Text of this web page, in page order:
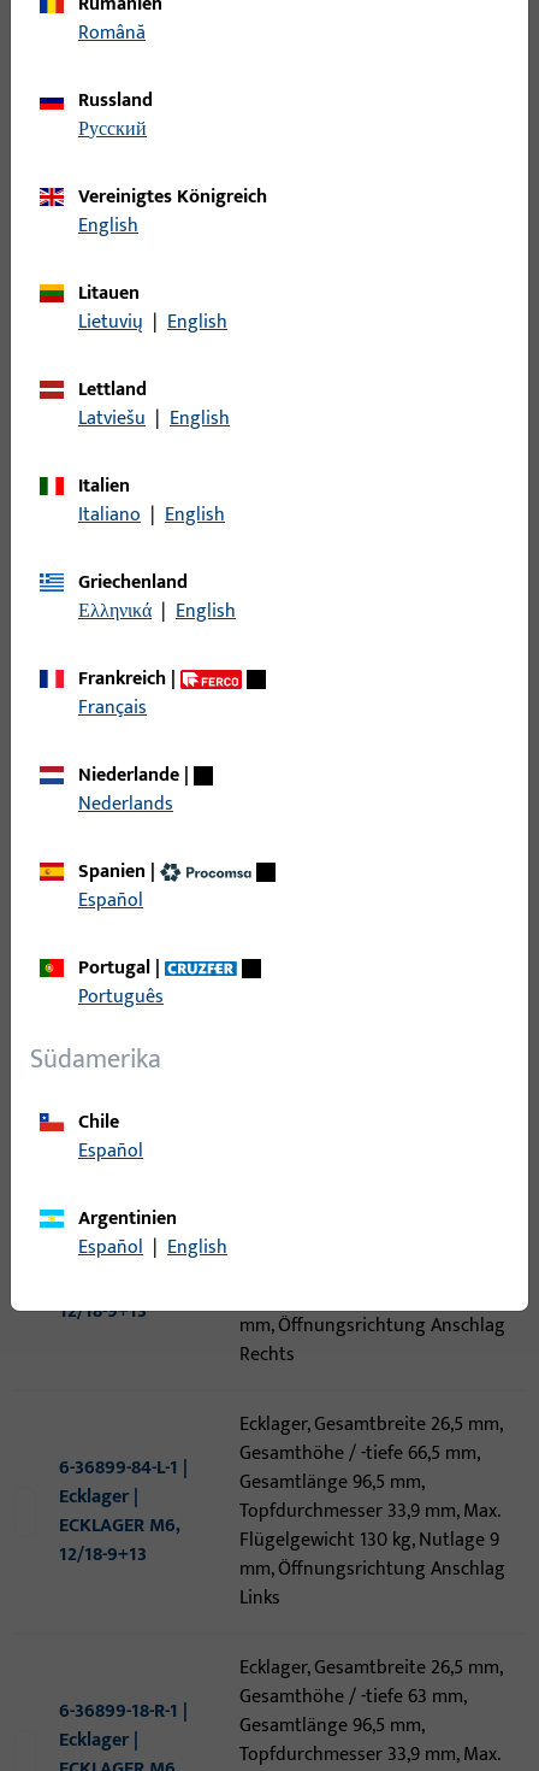
Filter
Spezifischer Einsatzbereich
Produkttyp
Basisfarbe
Topfdurchmesser
Nutlage
Falzluft
Bohrzapfendurchmesser
Bohrzapfenlänge
Artikel
6-36899-84-R-1 |
Ecklager |
12/18-9+13
mm, Öffnungsrichtung Anschlag
Rechts
6-36899-84-L-1 |
Ecklager |
ECKLAGER M6,
12/18-9+13
Ecklager, Gesamtbreite 26,5 mm,
Gesamthöhe / -tiefe 66,5 mm,
Gesamtlänge 96,5 mm,
Topfdurchmesser 33,9 mm, Max.
Flügelgewicht 130 kg, Nutlage 9
mm, Öffnungsrichtung Anschlag
Links
6-36899-18-R-1 |
Ecklager |
Ecklager, Gesamtbreite 26,5 mm,
Gesamthöhe / -tiefe 63 mm,
Gesamtlänge 96,5 mm,
Topfdurchmesser 33,9 mm, Max.
Română
Russland
русский
Vereinigtes Königreich
English
Litauen
Lietuvių | English
Lettland
Latviešu | English
Italien
Italiano | English
Griechenland
Ελληνικά | English
Frankreich|
Français
Niederlande|
Nederlands
Spanien |
Español
Portugal|
Português
Südamerika
Chile
Español
Argentinien
Español | English